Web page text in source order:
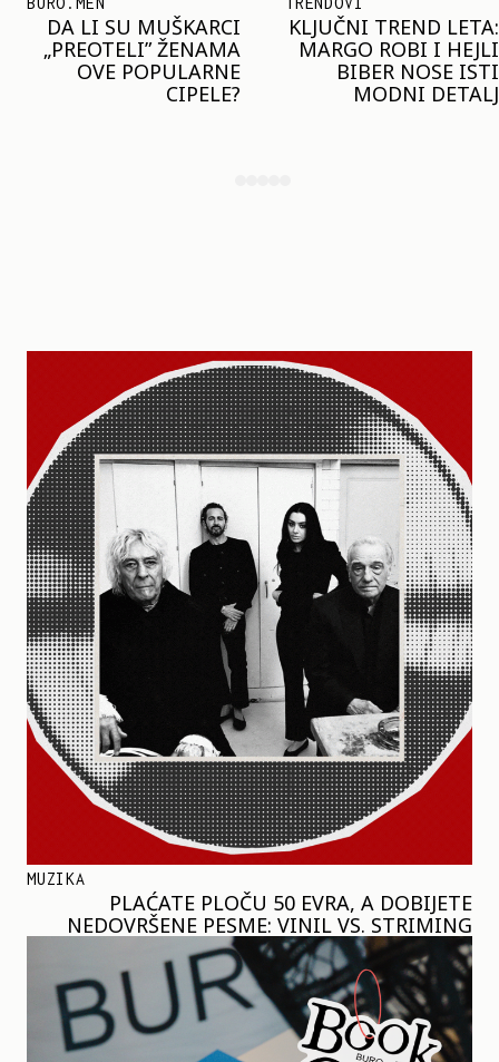
KLJUČNI TREND LETA:
MARGO ROBI I HEJLI
BIBER NOSE ISTI
MODNI DETALJ
JOŠ JE RANO ZA JAKNE
– ALI U RESERVED JE
STIGAO MODEL KOJI
ĆE BITI VELIKI TREND
MUZIKA
PLAĆATE PLOČU 50 EVRA, A DOBIJETE
NEDOVRŠENE PESME: VINIL VS. STRIMING